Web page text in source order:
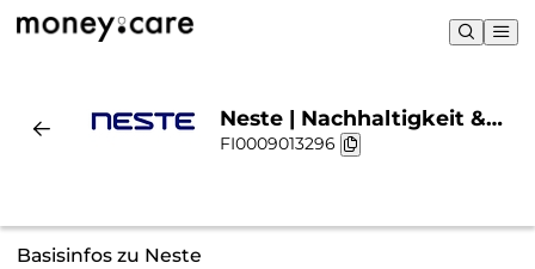
Neste | Nachhaltigkeit &
Chart
FI0009013296
Basisinfos zu Neste